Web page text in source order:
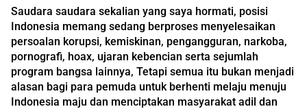
Saudara saudara sekalian yang saya hormati, posisi
Indonesia memang sedang berproses menyelesaikan
persoalan korupsi, kemiskinan, pengangguran, narkoba,
pornografi, hoax, ujaran kebencian serta sejumlah
program bangsa lainnya, Tetapi semua itu bukan menjadi
alasan bagi para pemuda untuk berhenti melaju menuju
Indonesia maju dan menciptakan masyarakat adil dan